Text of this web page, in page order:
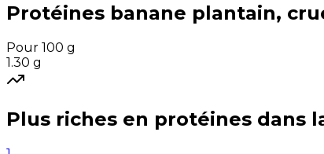
Protéines banane plantain,
Pour 100 g
1.30 g
Plus riches en protéines dans